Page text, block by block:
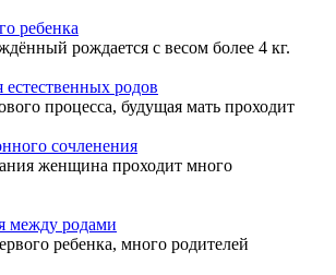
ребенка
рождается с весом более 4 кг.
естественных родов
процесса, будущая мать проходит
сочленения
женщина проходит много
между родами
ребенка, много родителей